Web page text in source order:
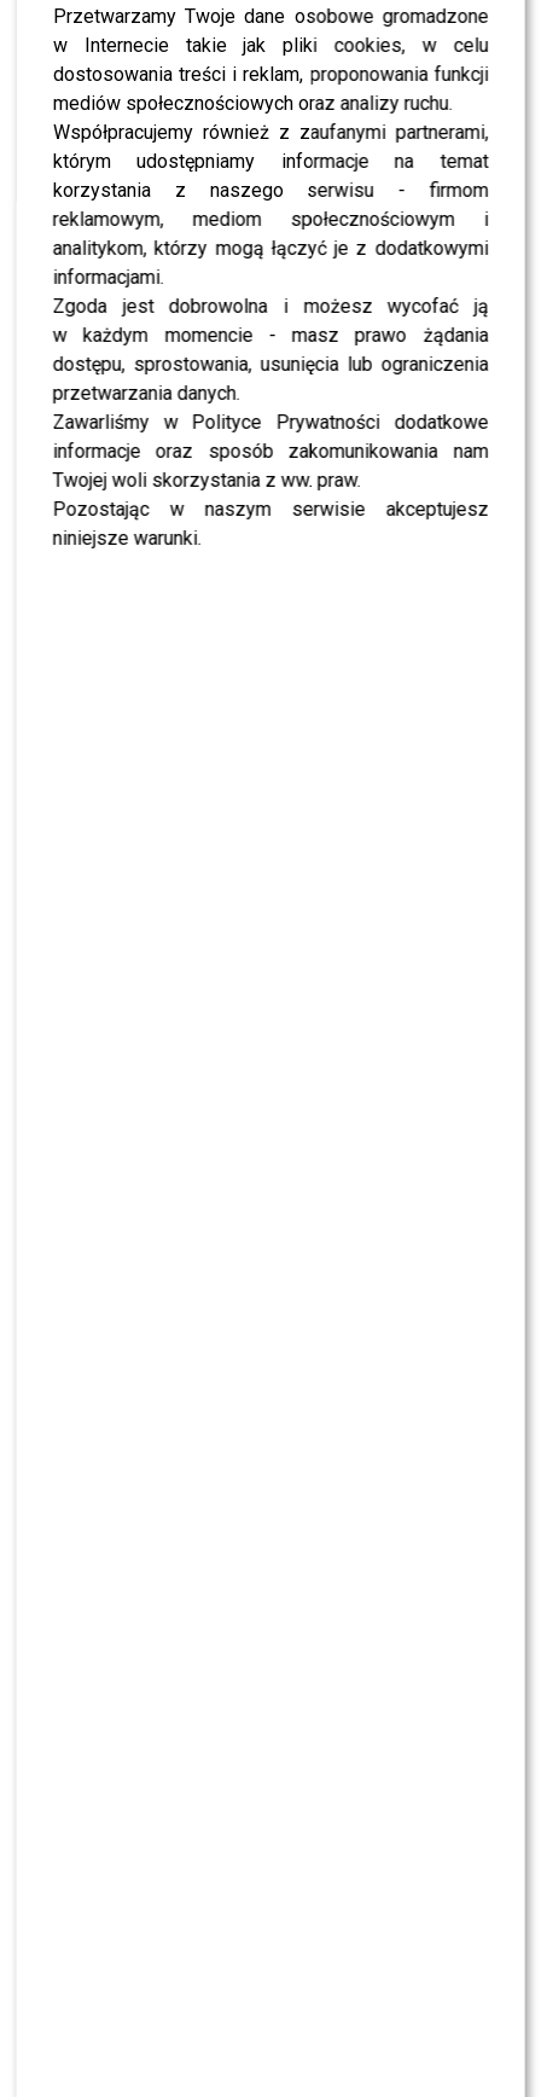
Przetwarzamy Twoje dane osobowe gromadzone
w Internecie takie jak pliki cookies, w celu
dostosowania treści i reklam, proponowania funkcji
mediów społecznościowych oraz analizy ruchu.
Współpracujemy również z zaufanymi partnerami,
którym udostępniamy informacje na temat
korzystania z naszego serwisu - firmom
reklamowym, mediom społecznościowym i
analitykom, którzy mogą łączyć je z dodatkowymi
informacjami.
Zgoda jest dobrowolna i możesz wycofać ją
w każdym momencie - masz prawo żądania
dostępu, sprostowania, usunięcia lub ograniczenia
przetwarzania danych.
Zawarliśmy w Polityce Prywatności dodatkowe
informacje oraz sposób zakomunikowania nam
Twojej woli skorzystania z ww. praw.
Pozostając w naszym serwisie akceptujesz
niniejsze warunki.